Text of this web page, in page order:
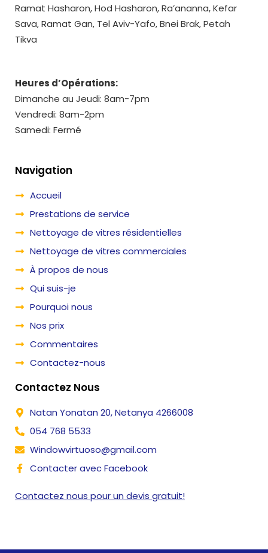
Ramat Hasharon, Hod Hasharon, Ra’ananna, Kefar
Sava, Ramat Gan, Tel Aviv-Yafo, Bnei Brak, Petah
Tikva
Heures d’Opérations:
Dimanche au Jeudi: 8am-7pm
Vendredi: 8am-2pm
Samedi: Fermé
Navigation
Accueil
Prestations de service
Nettoyage de vitres résidentielles
Nettoyage de vitres commerciales
À propos de nous
Qui suis-je
Pourquoi nous
Nos prix
Commentaires
Contactez-nous
Contactez Nous
Natan Yonatan 20, Netanya 4266008
054 768 5533
Windowvirtuoso@gmail.com
Contacter avec Facebook
Contactez nous pour un devis gratuit!